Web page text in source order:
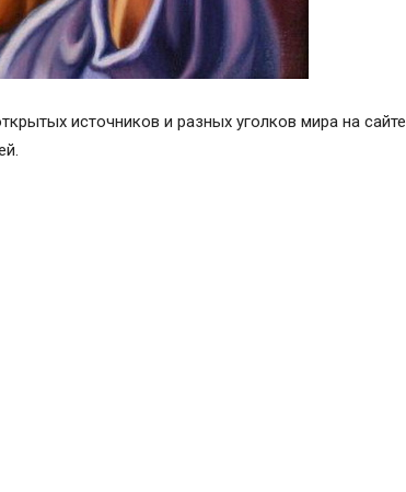
источников и разных уголков мира на сайте